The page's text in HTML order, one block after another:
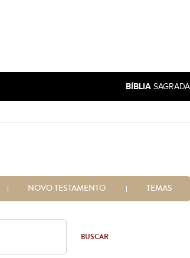
BÍBLIA SAGRADA
NOVO TESTAMENTO TEMAS
BUSCAR